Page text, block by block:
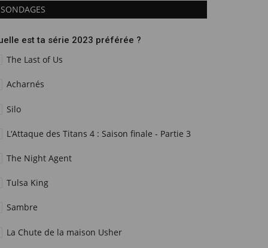
SONDAGES
est ta série 2023 préférée ?
The Last of Us
Acharnés
Silo
L‘Attaque des Titans 4 : Saison finale - Partie 3
The Night Agent
Tulsa King
Sambre
La Chute de la maison Usher